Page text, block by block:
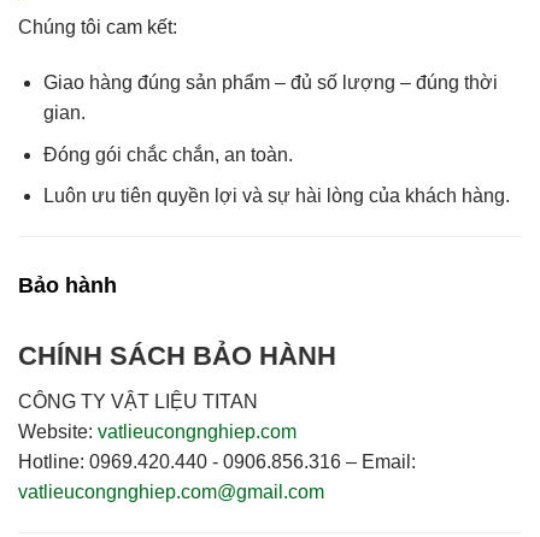
Chúng tôi cam kết:
Giao hàng đúng sản phẩm – đủ số lượng – đúng thời
gian.
Đóng gói chắc chắn, an toàn.
Luôn ưu tiên quyền lợi và sự hài lòng của khách hàng.
Bảo hành
CHÍNH SÁCH BẢO HÀNH
CÔNG TY VẬT LIỆU TITAN
Website: vatlieucongnghiep.com
Hotline: 0969.420.440 - 0906.856.316 – Email:
vatlieucongnghiep.com@gmail.com